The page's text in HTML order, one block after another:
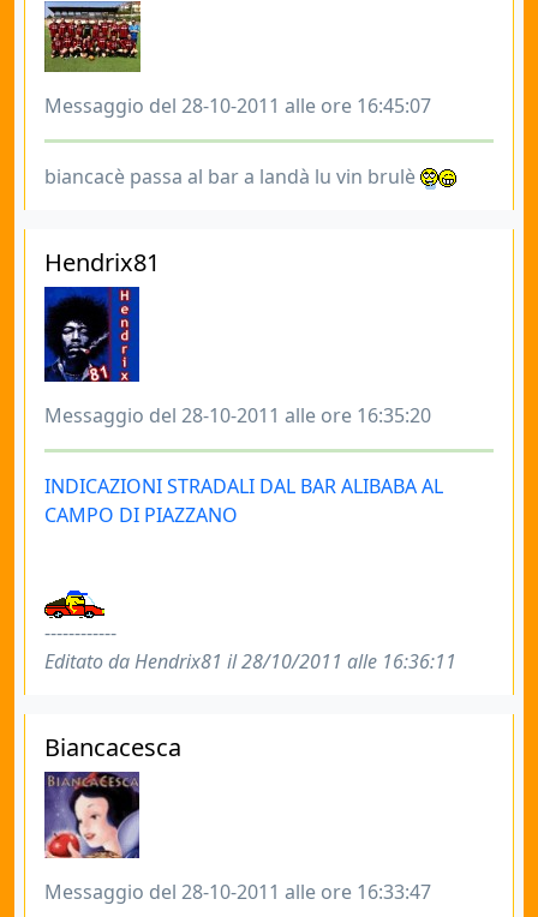
Messaggio del 28-10-2011 alle ore 16:45:07
biancacè passa al bar a landà lu vin brulè
Hendrix81
Messaggio del 28-10-2011 alle ore 16:35:20
INDICAZIONI STRADALI DAL BAR ALIBABA AL
CAMPO DI PIAZZANO
------------
Editato da Hendrix81 il 28/10/2011 alle 16:36:11
Biancacesca
Messaggio del 28-10-2011 alle ore 16:33:47